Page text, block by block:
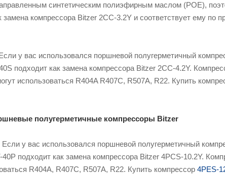
синтетическим полиэфирным маслом (POE),
компрессора Bitzer 2CC-3.2Y и соответствует ему по
у вас использовался поршневой полугерметичный
подходит как замена компрессора Bitzer 2CC-4.2Y.
использоваться R404A R407C, R507A, R22. Купить
полугерметичные компрессоры Bitzer
у вас использовался поршневой полугерметичный
подходит как замена компрессора Bitzer 4PCS-10.2Y.
R404A, R407C, R507A, R22. Купить компрессор 4PES-